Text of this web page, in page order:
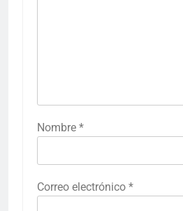
Nombre *
Correo electrónico *